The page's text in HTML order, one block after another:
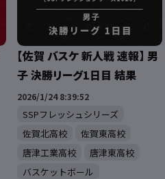
【佐賀 バスケ 新人戦 速報】 男
子 決勝リーグ1日目 結果
2026/1/24 8:39:52
SSPフレッシュシリーズ
佐賀北高校
佐賀東高校
唐津工業高校
唐津東高校
バスケットボール